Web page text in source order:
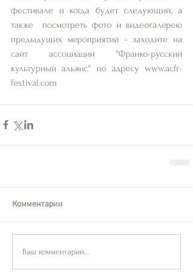
фестивале и когда будет следующий, а
также  посмотреть фото и видеогалерею
предыдущих мероприятий - заходите на
сайт ассоциации "Франко-русский
культурный альянс" по адресу www.acfr-
festival.com
Комментарии
Ваш комментарий...